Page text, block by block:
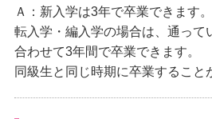
Ａ：新入学は3年で卒業できます。
転入学・編入学の場合は、通って
合わせて3年間で卒業できます。
同級生と同じ時期に卒業すること